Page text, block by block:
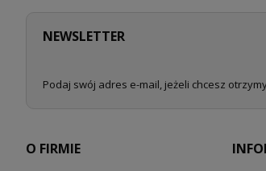
NEWSLETTER
Podaj swój adres e-mail, jeżeli chcesz
O FIRMIE